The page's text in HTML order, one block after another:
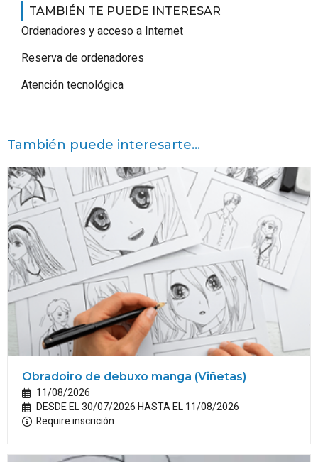
TAMBIÉN TE PUEDE INTERESAR
Ordenadores y acceso a Internet
Reserva de ordenadores
Atención tecnológica
También puede interesarte...
Obradoiro de debuxo manga (Viñetas)
11/08/2026
DESDE EL 30/07/2026 HASTA EL 11/08/2026
Require inscrición